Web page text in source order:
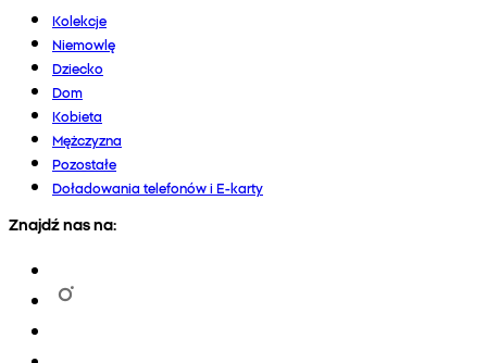
Kolekcje
Niemowlę
Dziecko
Dom
Kobieta
Mężczyzna
Pozostałe
Doładowania telefonów i E-karty
Znajdź nas na: